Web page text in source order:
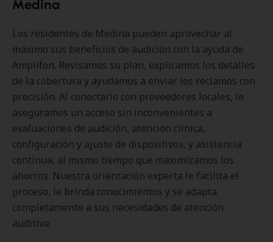
Los residentes de Medina pueden aprovechar al
máximo sus beneficios de audición con la ayuda de
Amplifon. Revisamos su plan, explicamos los detalles
de la cobertura y ayudamos a enviar los reclamos con
precisión. Al conectarlo con proveedores locales, le
aseguramos un acceso sin inconvenientes a
evaluaciones de audición, atención clínica,
configuración y ajuste de dispositivos, y asistencia
continua, al mismo tiempo que maximizamos los
ahorros. Nuestra orientación experta le facilita el
proceso, le brinda conocimientos y se adapta
completamente a sus necesidades de atención
auditiva.